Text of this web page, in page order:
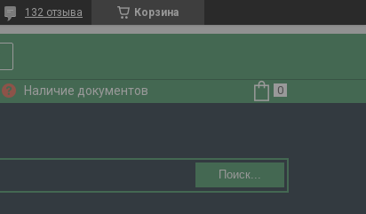
Корзина
132 отзыва
Наличие документов
Поиск...